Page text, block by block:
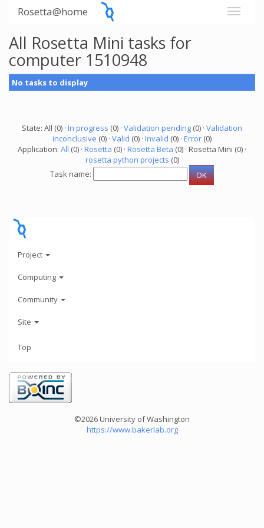
Rosetta@home
All Rosetta Mini tasks for
computer 1510948
No tasks to display
State: All (0) · In progress (0) · Validation pending (0) · Validation
inconclusive (0) · Valid (0) · Invalid (0) · Error (0)
Application: All (0) · Rosetta (0) · Rosetta Beta (0) · Rosetta Mini (0) ·
rosetta python projects (0)
Task name:
Project
Computing
Community
Site
Top
©2026 University of Washington
https://www.bakerlab.org